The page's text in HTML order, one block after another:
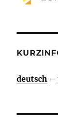
deutsch –